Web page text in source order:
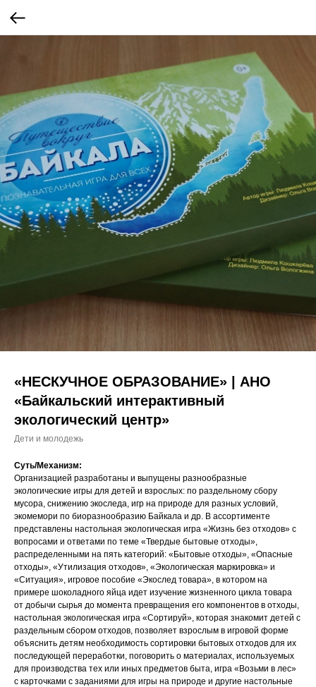
«НЕСКУЧНОЕ ОБРАЗОВАНИЕ» | АНО
«Байкальский интерактивный
экологический центр»
Дети и молодежь
Суть/Механизм:
Организацией разработаны и выпущены разнообразные
экологические игры для детей и взрослых: по раздельному сбору
мусора, снижению экоследа, игр на природе для разных условий,
экомемори по биоразнообразию Байкала и др. В ассортименте
представлены настольная экологическая игра «Жизнь без отходов» с
вопросами и ответами по теме «Твердые бытовые отходы»,
распределенными на пять категорий: «Бытовые отходы», «Опасные
отходы», «Утилизация отходов», «Экологическая маркировка» и
«Ситуация», игровое пособие «Экослед товара», в котором на
примере шоколадного яйца идет изучение жизненного цикла товара
от добычи сырья до момента превращения его компонентов в отходы,
настольная экологическая игра «Сортируй», которая знакомит детей с
раздельным сбором отходов, позволяет взрослым в игровой форме
объяснить детям необходимость сортировки бытовых отходов для их
последующей переработки, поговорить о материалах, используемых
для производства тех или иных предметов быта, игра «Возьми в лес»
с карточками с заданиями для игры на природе и другие настольные